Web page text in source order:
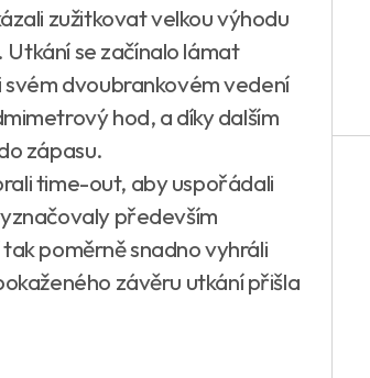
zužitkovat velkou výhodu
se začínalo lámat
dvoubrankovém vedení
hod, a díky dalším
zápasu.
time-out, aby uspořádali
především
poměrně snadno vyhráli
závěru utkání přišla